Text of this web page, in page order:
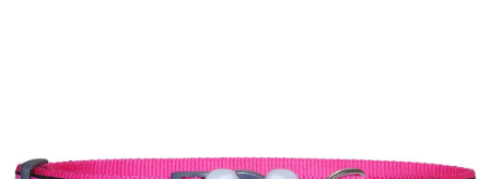
hvězdiček.